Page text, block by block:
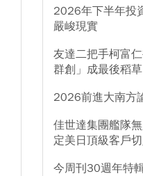
2026年下半年投
嚴峻現實
友達二把手柯富
群創」成最後稻草
2026前進大南方
佳世達集團艦隊
定美日頂級客戶
今周刊30週年特